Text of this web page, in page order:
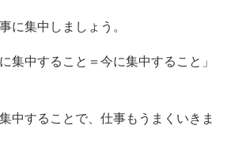
に集中しましょう。
集中すること＝今に集中すること」
中することで、仕事もうまくいきま